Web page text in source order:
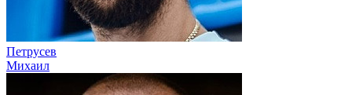
Петрусев
Михаил